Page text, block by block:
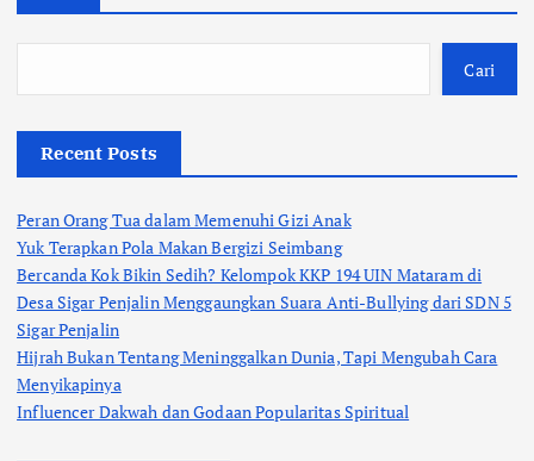
Cari
Recent Posts
Peran Orang Tua dalam Memenuhi Gizi Anak
Yuk Terapkan Pola Makan Bergizi Seimbang
Bercanda Kok Bikin Sedih? Kelompok KKP 194 UIN Mataram di
Desa Sigar Penjalin Menggaungkan Suara Anti-Bullying dari SDN 5
Sigar Penjalin
Hijrah Bukan Tentang Meninggalkan Dunia, Tapi Mengubah Cara
Menyikapinya
Influencer Dakwah dan Godaan Popularitas Spiritual